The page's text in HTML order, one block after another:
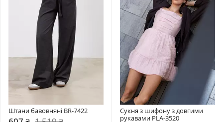
Штани бавовняні BR-7422
Сукня з шифону з довгими
рукавами PLA-3520